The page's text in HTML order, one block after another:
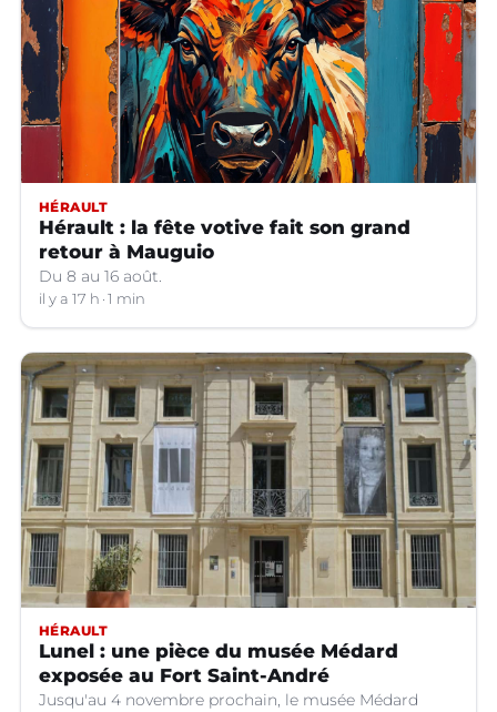
HÉRAULT
Hérault : la fête votive fait son grand
retour à Mauguio
Du 8 au 16 août.
il y a 17 h 1 min
HÉRAULT
Lunel : une pièce du musée Médard
exposée au Fort Saint-André
Jusqu'au 4 novembre prochain, le musée Médard